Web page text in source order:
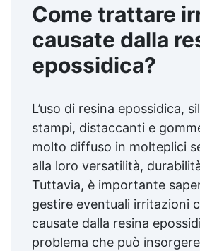
Come trattare
causate dalla
epossidica?
L’uso di resina epossidica,
stampi, distaccanti e
molto diffuso in molteplici
alla loro versatilità,
Tuttavia, è importante
gestire eventuali irritazioni
causate dalla resina
problema che può